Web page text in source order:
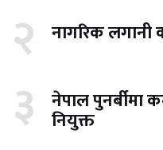
२ नागरिक लगानी
३ नेपाल पुनर्बीमा
नियुक्त